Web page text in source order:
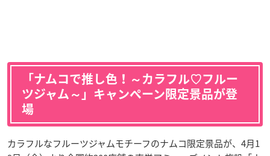
「ナムコで推し色！～カラフル♡フルー
ツジャム～」キャンペーン限定景品が登
場
カラフルなフルーツジャムモチーフのナムコ限定景品が、4月1